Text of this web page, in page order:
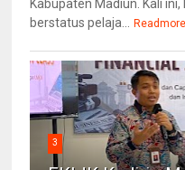
Kabupaten Madiun. Kali
berstatus pelaja...
Readmore
3